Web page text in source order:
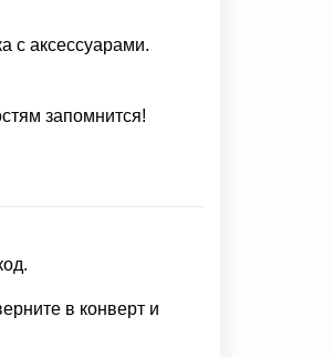
с аксессуарами.
запомнится!
в конверт и